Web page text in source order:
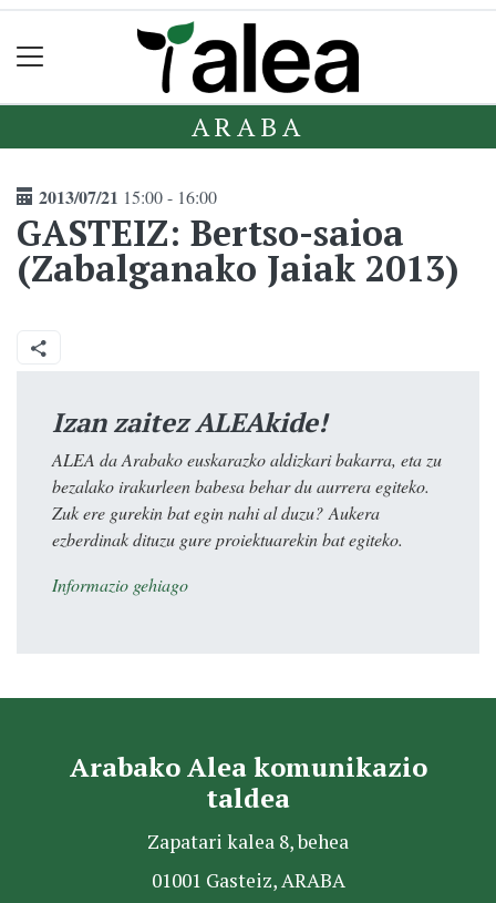
ARABA
2013/07/21 15:00 - 16:00
GASTEIZ: Bertso-saioa
(Zabalganako Jaiak 2013)
Izan zaitez ALEAkide!
ALEA da Arabako euskarazko aldizkari bakarra, eta zu
bezalako irakurleen babesa behar du aurrera egiteko.
Zuk ere gurekin bat egin nahi al duzu? Aukera
ezberdinak dituzu gure proiektuarekin bat egiteko.
Informazio gehiago
Arabako Alea komunikazio
taldea
Zapatari kalea 8, behea
01001 Gasteiz, ARABA